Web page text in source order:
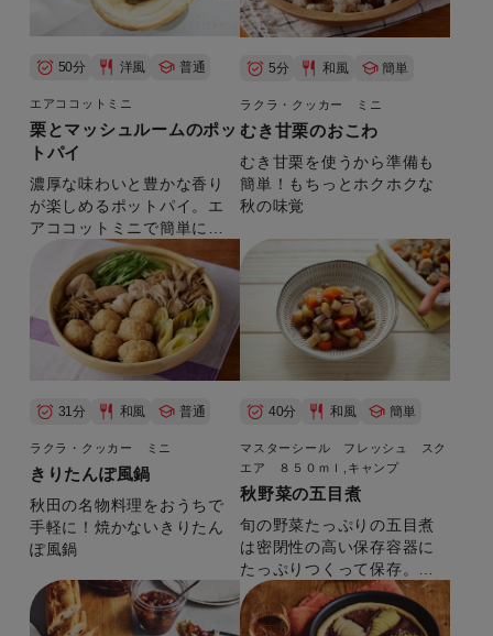
レシピ
50分 洋風 普通
エアココットミニ
栗とマッシュルームのポッ
トパイ
濃厚な味わいと豊かな香り
が楽しめるポットパイ。エ
アココットミニで簡単に作
れて、秋冬にぴったり。
熱々で食べるのがおすすめ
です。
5分 和風 簡単
ラクラ・クッカー ミニ
むき甘栗のおこわ
むき甘栗を使うから準備も
簡単！もちっとホクホクな
秋の味覚
31分 和風 普通
ラクラ・クッカー ミニ
きりたんぽ風鍋
秋田の名物料理をおうちで
手軽に！焼かないきりたん
ぽ風鍋
40分 和風 簡単
マスターシール フレッシュ スク
エア ８５０ｍｌ,キャンプ
秋野菜の五目煮
旬の野菜たっぷりの五目煮
は密閉性の高い保存容器に
たっぷりつくって保存。つ
くりおきにぴったり。